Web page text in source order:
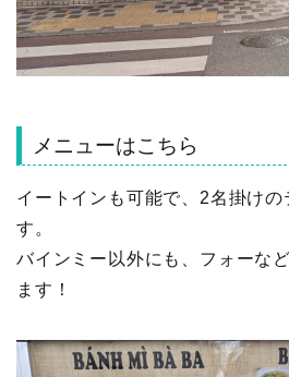
メニューはこちら
イートインも可能で、2名掛けの
す。
バインミー以外にも、フォーな
ます！